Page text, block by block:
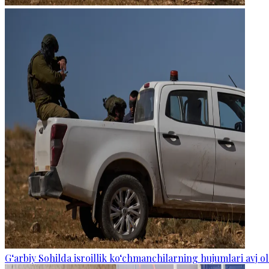
G‘arbiy Sohilda isroillik ko‘chmanchilarning hujumlari avj